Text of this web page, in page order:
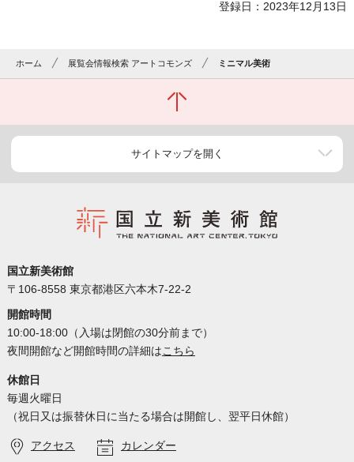
登録日：2023年12月13日
ホーム 展覧会情報検索 アートコモンズ ミニマル美術
サイトマップを開く
国立新美術館
〒106-8558 東京都港区六本木7-22-2
開館時間
10:00-18:00（入場は閉館の30分前まで）
夜間開館など開館時間の詳細はこちら
休館日
毎週火曜日
（祝日又は振替休日に当たる場合は開館し、翌平日休館）
アクセス カレンダー